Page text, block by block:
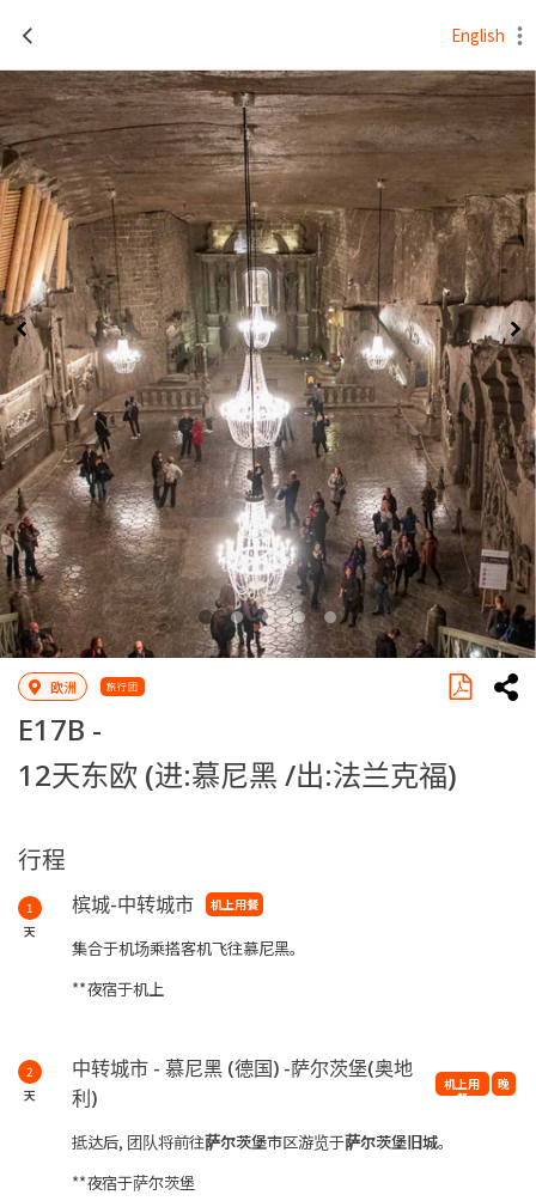
English
欧洲 旅行团
E17B -
12天东欧 (进:慕尼黑 /出:法兰克福)
行程
1
天
槟城-中转城市 机上用餐
集合于机场乘搭客机飞往慕尼黑。
**夜宿于机上
2
天
中转城市 - 慕尼黑 (德国) -萨尔茨堡(奥地
利)
机上用
餐
晚
抵达后, 团队将前往萨尔茨堡市区游览于萨尔茨堡旧城。
**夜宿于萨尔茨堡